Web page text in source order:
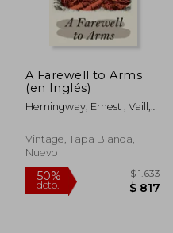
50%
dcto.
$ 1.868
$ 934
A Farewell to Arms
(en Inglés)
Hemingway, Ernest ; Vaill,
Vintage, Tapa Blanda,
Nuevo